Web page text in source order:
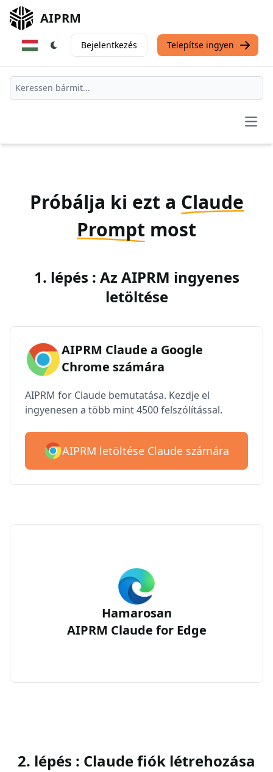
AIPRM
Bejelentkezés Telepítse ingyen
Próbálja ki ezt a Claude
Prompt most
1. lépés : Az AIPRM ingyenes
letöltése
AIPRM Claude a Google
Chrome számára
AIPRM for Claude bemutatása. Kezdje el
ingyenesen a több mint 4500 felszólítással.
AIPRM letöltése Claude számára
Hamarosan
AIPRM Claude for Edge
2. lépés : Claude fiók létrehozása